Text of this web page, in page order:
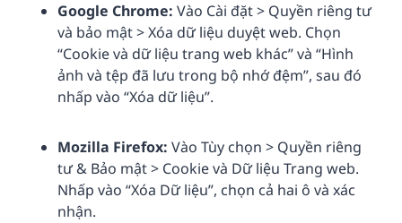
Google Chrome: Vào Cài đặt > Quyền riêng tư
và bảo mật > Xóa dữ liệu duyệt web. Chọn
“Cookie và dữ liệu trang web khác” và “Hình
ảnh và tệp đã lưu trong bộ nhớ đệm”, sau đó
nhấp vào “Xóa dữ liệu”.
Mozilla Firefox: Vào Tùy chọn > Quyền riêng
tư & Bảo mật > Cookie và Dữ liệu Trang web.
Nhấp vào “Xóa Dữ liệu”, chọn cả hai ô và xác
nhận.